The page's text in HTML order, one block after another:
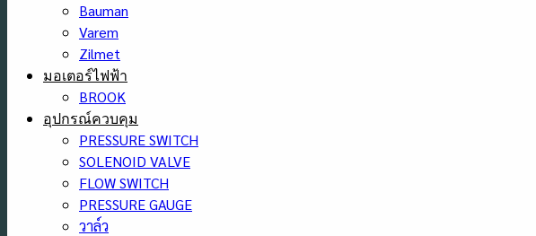
Bauman
Varem
Zilmet
มอเตอร์ไฟฟ้า
BROOK
อุปกรณ์ควบคุม
PRESSURE SWITCH
SOLENOID VALVE
FLOW SWITCH
PRESSURE GAUGE
วาล์ว